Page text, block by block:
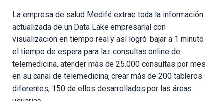
La empresa de salud Medifé extrae toda la información
actualizada de un Data Lake empresarial con
visualización en tiempo real y así logró: bajar a 1 minuto
el tiempo de espera para las consultas online de
telemedicina, atender más de 25.000 consultas por mes
en su canal de telemedicina, crear más de 200 tableros
diferentes, 150 de ellos desarrollados por las áreas